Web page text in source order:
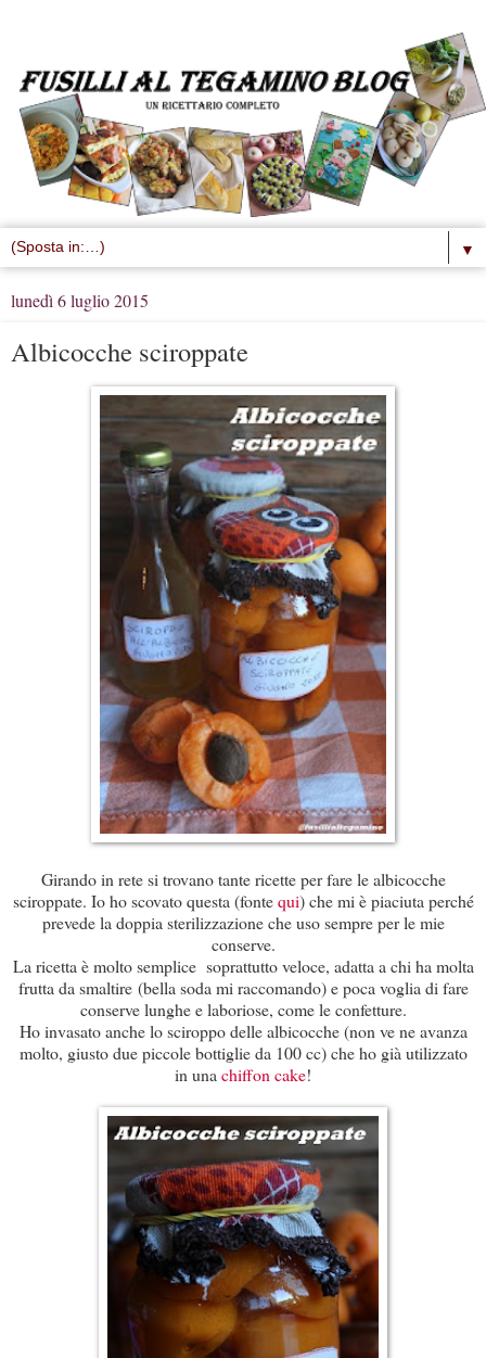
▼
lunedì 6 luglio 2015
Albicocche sciroppate
Girando in rete si trovano tante ricette per fare le albicocche
sciroppate. Io ho scovato questa (fontequi) che mi è piaciuta perché
prevede la doppia sterilizzazione che uso sempre per le mie
conserve.
La ricetta è molto semplice soprattutto veloce, adatta a chi ha molta
frutta da smaltire (bella soda mi raccomando) e poca voglia di fare
conserve lunghe e laboriose, come le confetture.
Ho invasato anche lo sciroppo delle albicocche (non ve ne avanza
molto, giusto due piccole bottiglie da 100 cc) che ho già utilizzato
in una chiffon cake!